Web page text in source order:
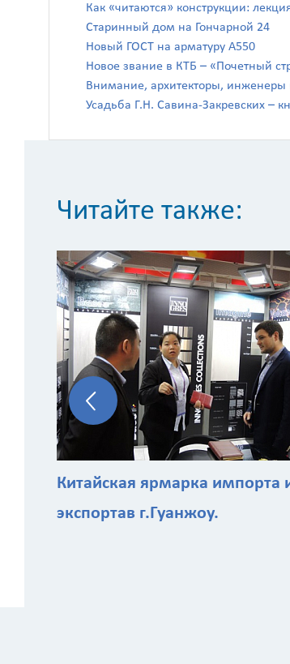
Как «читаются» конструкции:
Старинный дом на Гончарной 24
Новый ГОСТ на арматуру А550
Новое звание в КТБ – «Почетный
Внимание, архитекторы, инженеры
Усадьба Г.Н. Савина-Закревских –
Читайте также:
Китайская ярмарка импорта
экспортав г.Гуанжоу.